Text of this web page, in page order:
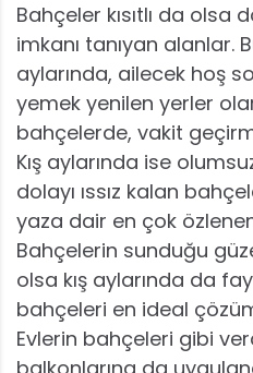
Bahçeler kısıtlı da
imkanı tanıyan alanlar.
aylarında, ailecek hoş
yemek yenilen yerler
bahçelerde, vakit
Kış aylarında ise
dolayı ıssız kalan
yaza dair en çok
Bahçelerin sunduğu
olsa kış aylarında da
bahçeleri en ideal
Evlerin bahçeleri gibi